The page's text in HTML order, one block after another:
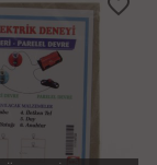
favorite_border